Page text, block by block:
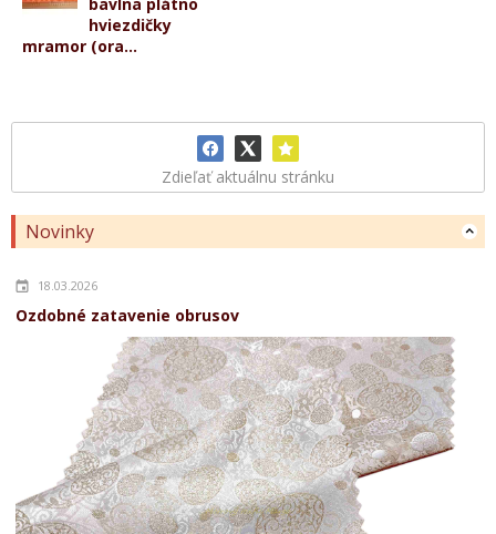
hviezdičky
mramor (ora...
Zdieľať aktuálnu stránku
Novinky
18.03.2026
Ozdobné zatavenie obrusov